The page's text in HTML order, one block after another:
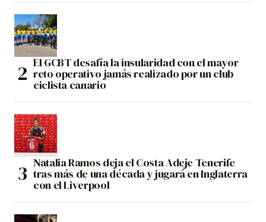
El GCBT desafía la insularidad con el mayor
reto operativo jamás realizado por un club
ciclista canario
Natalia Ramos deja el Costa Adeje Tenerife
tras más de una década y jugará en Inglaterra
con el Liverpool